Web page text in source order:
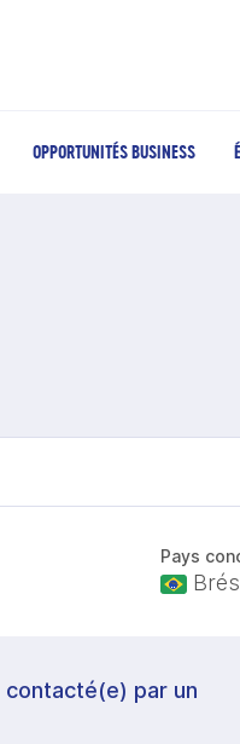
OPPORTUNITÉS BUSINESS
Pays
par un